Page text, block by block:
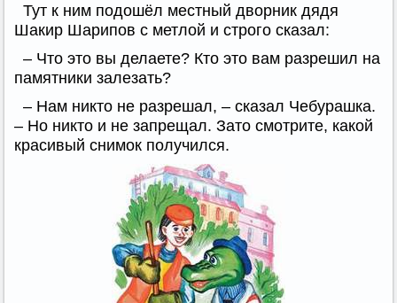
Тут к ним подошёл местный дворник дядя
Шакир Шарипов с метлой и строго сказал:
– Что это вы делаете? Кто это вам разрешил на
памятники залезать?
– Нам никто не разрешал, – сказал Чебурашка.
– Но никто и не запрещал. Зато смотрите, какой
красивый снимок получился.